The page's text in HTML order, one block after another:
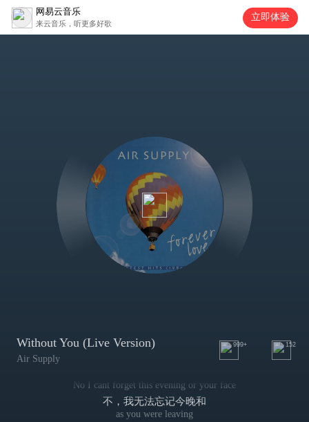
网易云音乐
来云音乐，听更多好歌
立即体验
Without You (Live Version)
Air Supply
999+ 152
No I cant forget this evening or your face
不，我无法忘记今晚和
as you were leaving